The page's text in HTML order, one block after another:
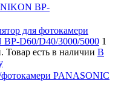
NIKON BP-
для фотокамери
D60/D40/3000/5000 1
Товар есть в наличии В
фотокамери PANASONIC